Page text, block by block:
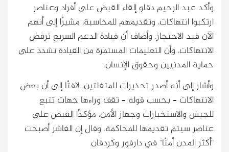
وأكد عبد الرحيم دقلو إلقاء القبض على أفراد وعناصر
ارتكبوا انتهاكات، وتقديمهم للمحاسبة، مشيرًا إلى أنهم
الآن قيد الاحتجاز. وأضاف أن قيادة الدعم السريع ترفض
الانتهاكات، وأن التعليمات المستمرة من القيادة تشدد على
حماية المدنيين وحقوق الإنسان.
وأشار إلى أنه أصدر تحذيرات للمتفلتين، لافتًا إلى أن بعض
الانتهاكات – بحسب قوله – تقف وراءها جهات تتبع
للجيش والاستخبارات وجهاز الأمن، مؤكدًا القبض على
عناصر سيتم تقديمها للمحاكمة. وقال إن الفاشر أصبحت
“أكثر المدن أمنًا” في دارفور وكردفان.